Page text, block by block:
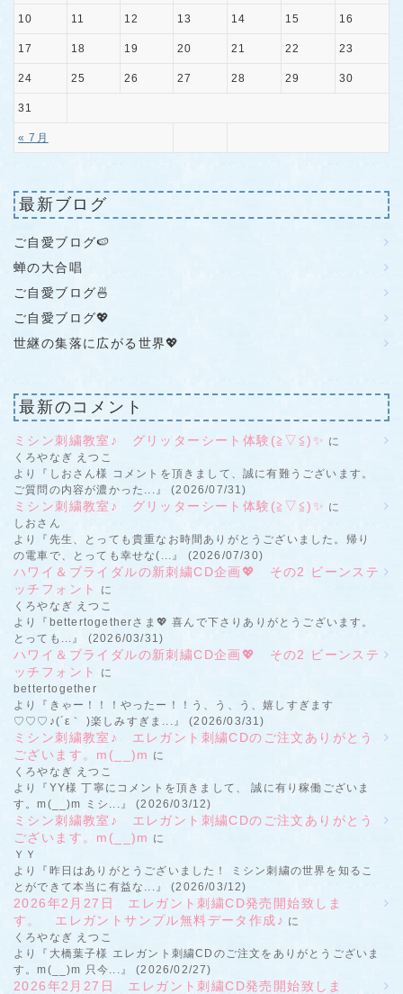
« 7月
10 11 12 13 14 15 16
17 18 19 20 21 22 23
24 25 26 27 28 29 30
31
最新ブログ
ご自愛ブログ🍉
蝉の大合唱
ご自愛ブログ🍜
ご自愛ブログ💖
世継の集落に広がる世界💖
最新のコメント
ミシン刺繍教室♪ グリッターシート体験(≧▽≦)✨ に
くろやなぎ えつこ
より『しおさん様 コメントを頂きまして、誠に有難うございます。
ご質問の内容が濃かった...』 (2026/07/31)
ミシン刺繍教室♪ グリッターシート体験(≧▽≦)✨ に
しおさん
より『先生、とっても貴重なお時間ありがとうございました。帰り
の電車で、とっても幸せな(...』 (2026/07/30)
ハワイ＆ブライダルの新刺繍CD企画💖 その2 ビーンステ
ッチフォント
に
くろやなぎ えつこ
より『bettertogetherさま💖 喜んで下さりありがとうございます。
とっても...』 (2026/03/31)
ハワイ＆ブライダルの新刺繍CD企画💖 その2 ビーンステ
ッチフォント
に
bettertogether
より『きゃー！！！やったー！！う、う、う、嬉しすぎます
♡♡♡♪(´ε｀ )楽しみすぎま...』 (2026/03/31)
ミシン刺繍教室♪ エレガント刺繍CDのご注文ありがとう
ございます。m(__)m に
くろやなぎ えつこ
より『YY様 丁寧にコメントを頂きまして、 誠に有り稼働ございま
す。m(__)m ミシ...』 (2026/03/12)
ミシン刺繍教室♪ エレガント刺繍CDのご注文ありがとう
ございます。m(__)m に
ＹＹ
より『昨日はありがとうございました！ ミシン刺繍の世界を知るこ
とができて本当に有益な...』 (2026/03/12)
2026年2月27日 エレガント刺繍CD発売開始致しま
す。 エレガントサンプル無料データ作成♪ に
くろやなぎ えつこ
より『大橋葉子様 エレガント刺繍CDのご注文をありがとうございま
す。m(__)m 只今...』 (2026/02/27)
2026年2月27日 エレガント刺繍CD発売開始致しま